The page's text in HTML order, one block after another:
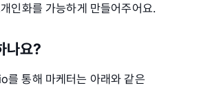
인화를 가능하게 만들어주어요.
나요?
통해 마케터는 아래와 같은